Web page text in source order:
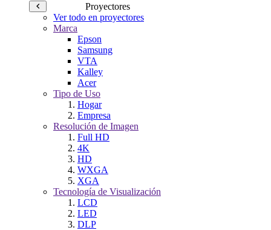
Proyectores
Ver todo en proyectores
Marca
Epson
Samsung
VTA
Kalley
Acer
Tipo de Uso
Hogar
Empresa
Resolución de Imagen
Full HD
4K
HD
WXGA
XGA
Tecnología de Visualización
LCD
LED
DLP